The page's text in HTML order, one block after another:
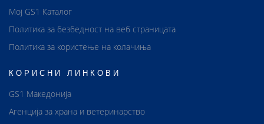
Мој GS1 Каталог
Политика за безбедност на веб страницата
Политика за користење на колачиња
КОРИСНИ ЛИНКОВИ
GS1 Македонија
Агенција за храна и ветеринарство